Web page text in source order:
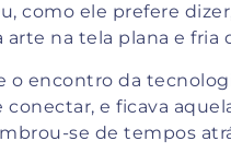
como ele prefere
na tela plana e fria
encontro da
conectar, e ficava
se de tempos